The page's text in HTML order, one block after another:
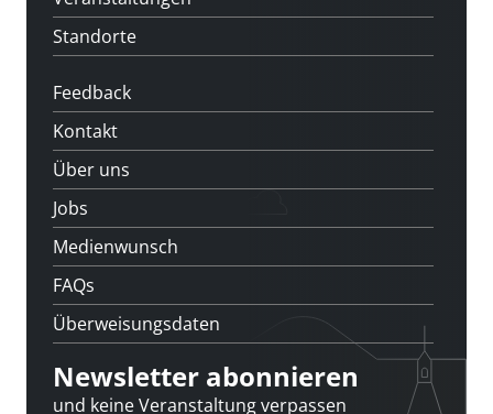
Standorte
Feedback
Kontakt
Über uns
Jobs
Medienwunsch
FAQs
Überweisungsdaten
Newsletter abonnieren
und keine Veranstaltung verpassen